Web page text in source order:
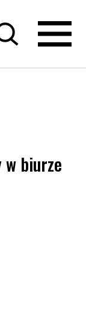
w biurze
STRONA
NA TWITTER.
NA LINKEDIN.